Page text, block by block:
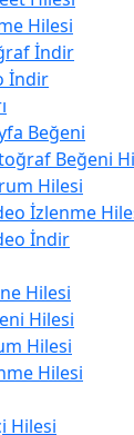
Hilesi
İndir
İndir
Beğeni
Beğeni
Hilesi
İzlenme
İndir
Hilesi
Hilesi
Hilesi
Hilesi
Hilesi